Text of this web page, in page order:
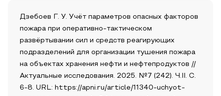
Дзебоев Г. У. Учёт параметров опасных факторов
пожара при оперативно-тактическом
развёртывании сил и средств реагирующих
подразделений для организации тушения пожара
на объектах хранения нефти и нефтепродуктов //
Актуальные исследования. 2025. №7 (242). Ч.II. С.
6-8. URL: https://apni.ru/article/11340-uchyot-